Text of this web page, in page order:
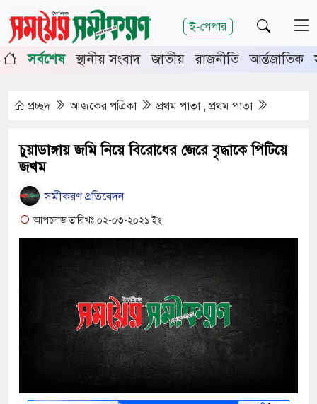
ই-পেপার
শিরোনাম
জুলাই গণঅভ্যুত্থানের দ্বিতীয়
বর্ষপূর্তিতে চুয়াডাঙ্গা-মেহেরপুরে
চুয়াডাঙ্গায় সওজের বাসভবন ও
বিক্রি
প্রশাসনে অনুপ্রবেশ ঠেকাতে কঠোর
হচ্ছে সরকার
জীবননগর উপজেলা আইনশৃঙ্খলা
কমিটির সভা
সভায় সিনিয়র জেলা জজ রফিকুল
সর্বশেষ স্থানীয় সংবাদ জাতীয় রাজনীতি আর্ন্তজাতিক
প্রচ্ছদ আজকের পত্রিকা প্রথম পাতা , প্রথম পাতা
চুয়াডাঙ্গায় জমি নিয়ে বিরোধের জেরে বৃদ্ধাকে পিটিয়ে
জখম
সমীকরণ প্রতিবেদন
আপলোড তারিখঃ ০২-০৩-২০২১ ইং